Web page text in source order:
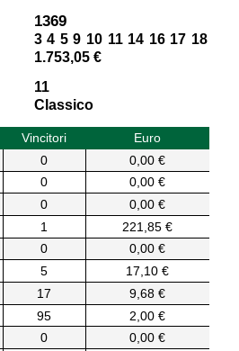
1369
3 4 5 9 10 11 14 16 17 18
1.753,05 €
11
Classico
Vincitori
Euro
0
0,00 €
0
0,00 €
0
0,00 €
1
221,85 €
0
0,00 €
5
17,10 €
17
9,68 €
95
2,00 €
0
0,00 €